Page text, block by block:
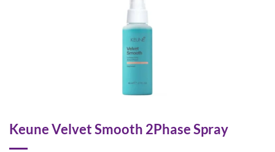
Keune Velvet Smooth 2Phase Spray